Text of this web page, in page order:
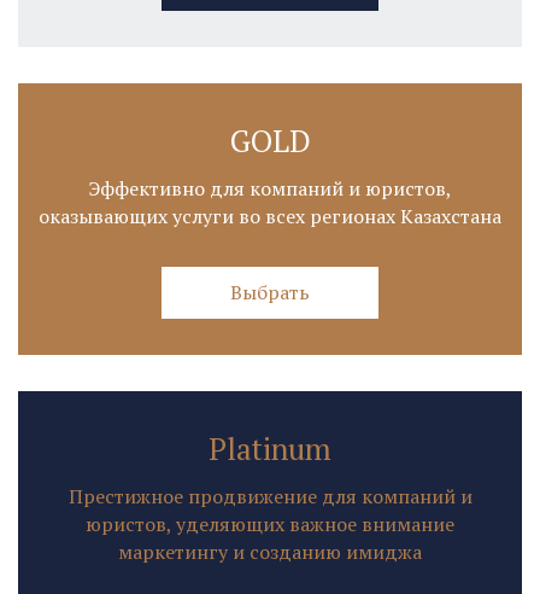
GOLD
Эффективно для компаний и юристов,
оказывающих услуги во всех регионах Казахстана
Выбрать
Platinum
Престижное продвижение для компаний и
юристов, уделяющих важное внимание
маркетингу и созданию имиджа